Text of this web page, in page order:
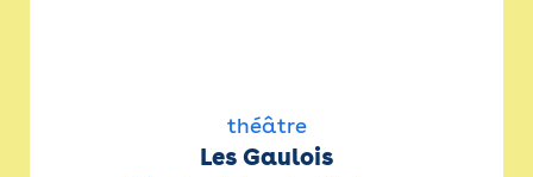
théâtre
Les Gaulois